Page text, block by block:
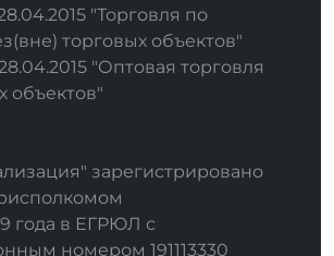
"Торговля по
торговых объектов"
"Оптовая торговля
объектов"
зарегистрировано
года в ЕГРЮЛ с
номером 191113330